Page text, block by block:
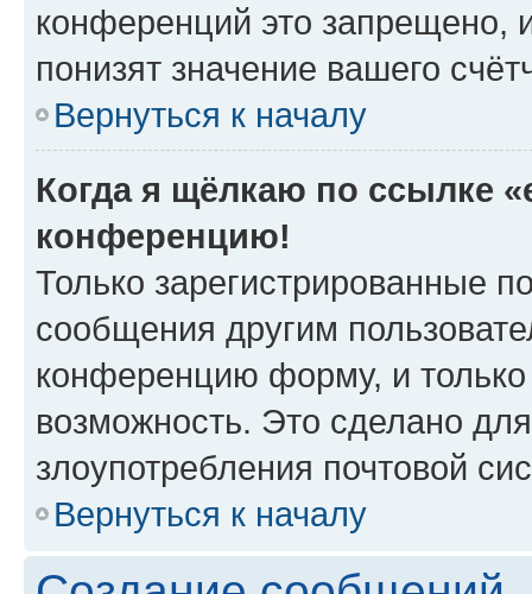
конференций это запрещено,
понизят значение вашего
Вернуться к началу
Когда я щёлкаю по ссылке
конференцию!
Только зарегистрированные
сообщения другим
конференцию форму, и
возможность. Это сделано
злоупотребления почтовой
Вернуться к началу